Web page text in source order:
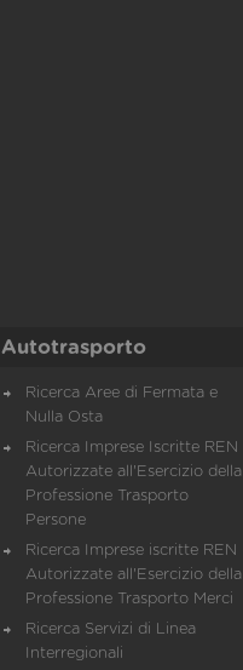
Autotrasporto
Ricerca Aree di Fermata e
Nulla Osta
Ricerca Imprese Iscritte REN
Autorizzate all'Esercizio della
Professione Trasporto
Persone
Ricerca Imprese iscritte REN
Autorizzate all'Esercizio della
Professione Trasporto Merci
Ricerca Servizi di Linea
Interregionali